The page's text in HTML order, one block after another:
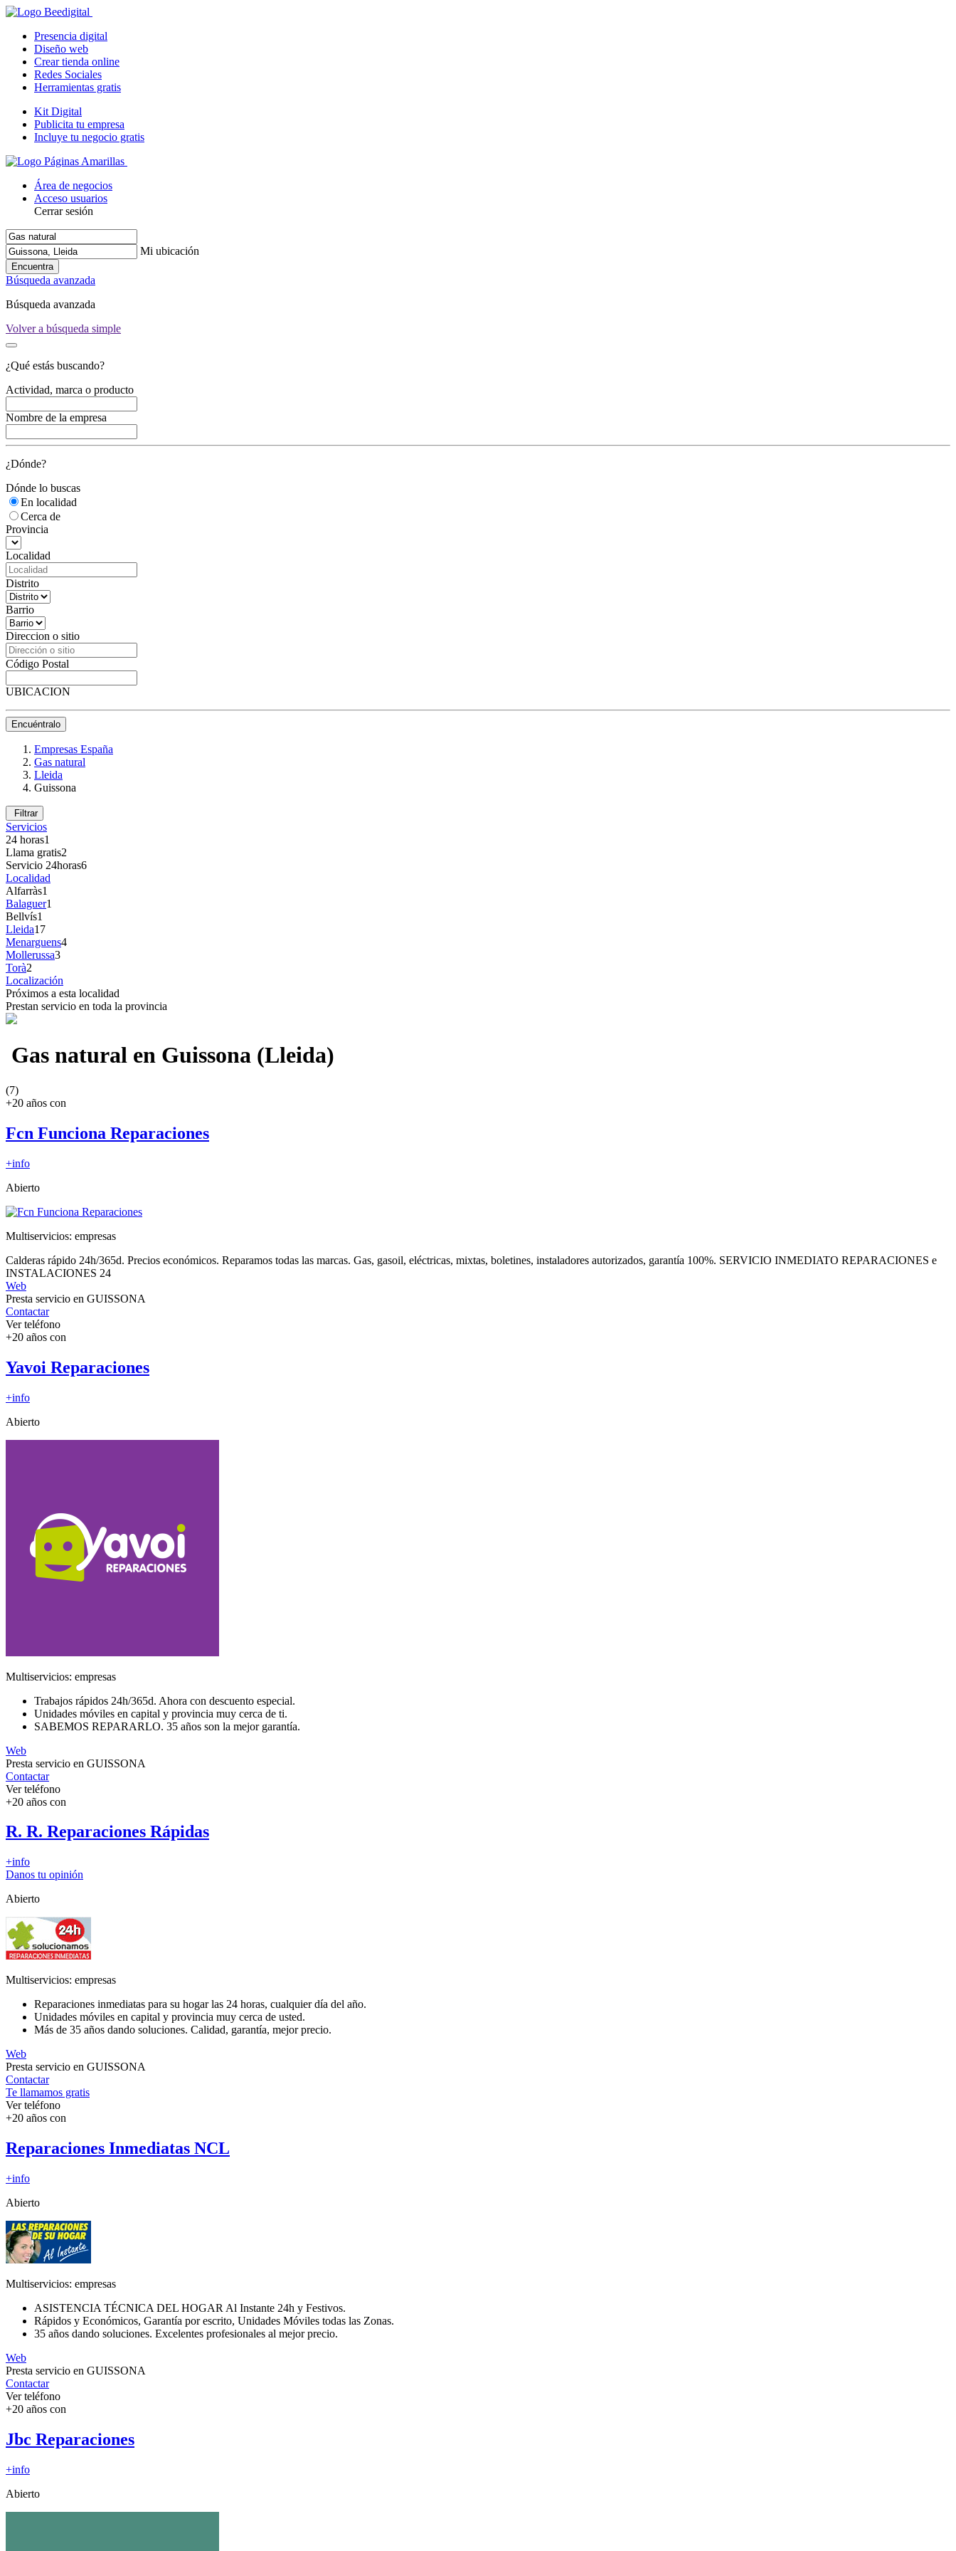
Presencia digital
Diseño web
Crear tienda online
Redes Sociales
Herramientas gratis
Kit Digital
Publicita tu empresa
Incluye tu negocio gratis
Área de negocios
Acceso usuarios
Cerrar sesión
Mi ubicación
Encuentra
Búsqueda avanzada
Búsqueda avanzada
Volver a búsqueda simple
¿Qué estás buscando?
Actividad, marca o producto
Nombre de la empresa
¿Dónde?
Dónde lo buscas
En localidad
Cerca de
Provincia
Localidad
Distrito
Barrio
Direccion o sitio
Código Postal
UBICACION
Encuéntralo
Empresas España
Gas natural
Lleida
Guissona
Filtrar
Servicios
24 horas1
Llama gratis2
Servicio 24horas6
Localidad
Alfarràs1
Balaguer1
Bellvís1
Lleida17
Menarguens4
Mollerussa3
Torà2
Localización
Próximos a esta localidad
Prestan servicio en toda la provincia
Gas natural en Guissona (Lleida)
(7)
+20 años con
Fcn Funciona Reparaciones
+info
Abierto
Multiservicios: empresas
Calderas rápido 24h/365d. Precios económicos. Reparamos todas las marcas. Gas, gasoil, eléctricas, mixtas, boletines, instaladores autorizados, garantía 100%. SERVICIO INMEDIATO REPARACIONES e
INSTALACIONES 24
Web
Presta servicio en GUISSONA
Contactar
Ver teléfono
+20 años con
Yavoi Reparaciones
+info
Abierto
Multiservicios: empresas
Trabajos rápidos 24h/365d. Ahora con descuento especial.
Unidades móviles en capital y provincia muy cerca de ti.
SABEMOS REPARARLO. 35 años son la mejor garantía.
Web
Presta servicio en GUISSONA
Contactar
Ver teléfono
+20 años con
R. R. Reparaciones Rápidas
+info
Danos tu opinión
Abierto
Multiservicios: empresas
Reparaciones inmediatas para su hogar las 24 horas, cualquier día del año.
Unidades móviles en capital y provincia muy cerca de usted.
Más de 35 años dando soluciones. Calidad, garantía, mejor precio.
Web
Presta servicio en GUISSONA
Contactar
Te llamamos gratis
Ver teléfono
+20 años con
Reparaciones Inmediatas NCL
+info
Abierto
Multiservicios: empresas
ASISTENCIA TÉCNICA DEL HOGAR Al Instante 24h y Festivos.
Rápidos y Económicos, Garantía por escrito, Unidades Móviles todas las Zonas.
35 años dando soluciones. Excelentes profesionales al mejor precio.
Web
Presta servicio en GUISSONA
Contactar
Ver teléfono
+20 años con
Jbc Reparaciones
+info
Abierto